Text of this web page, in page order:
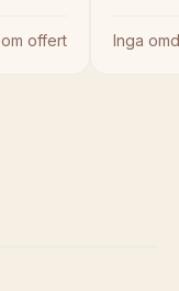
offert Inga